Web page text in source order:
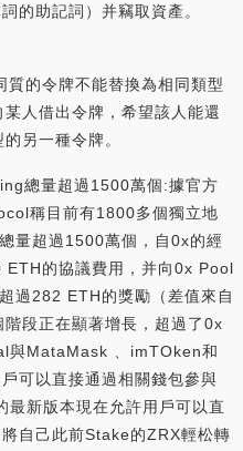
的助記詞）并竊取資產。
的令牌不能替換為相同類型
人借出令牌，希望該人能還
另一種令牌。
總量超過1500萬個:據官方
稱目前有1800多個獨立地
量超過1500萬個，自0x的經
ETH的協議費用，并向0x Pool
過282 ETH的獎勵（差值來自
段正在顯著增長，超過了0x
與MataMask 、imTOken和
可以直接通過相關錢包參與
新版本現在允許用戶可以直
自己此前Stake的ZRX輕松轉